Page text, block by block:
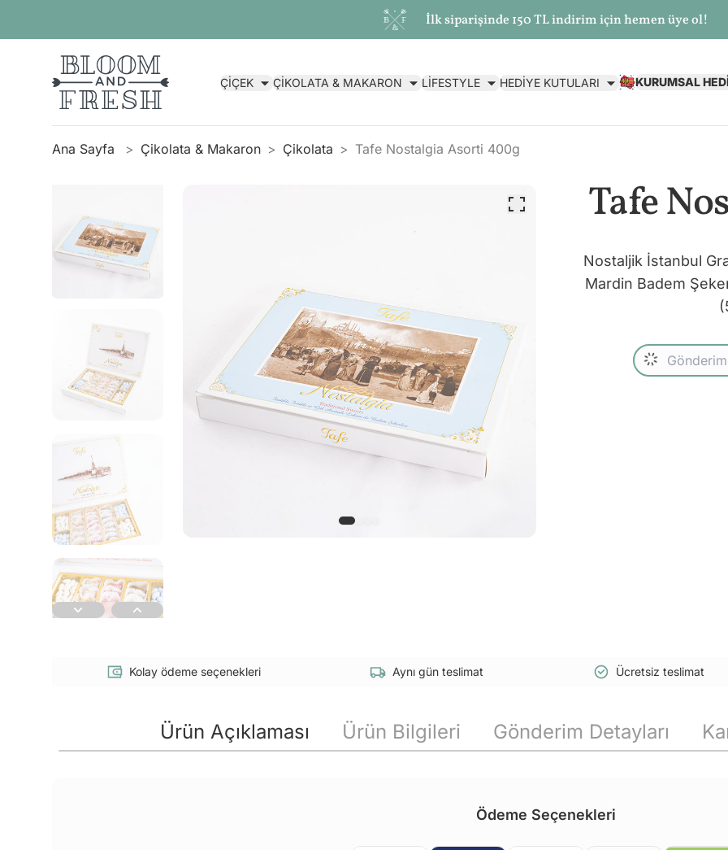
İlk siparişinde 150 TL indirim için hemen üye ol!
ÇİÇEK ÇİKOLATA & MAKARON LİFESTYLE HEDİYE KUTULARI KURUMSAL
Ana Sayfa Çikolata & Makaron Çikolata Tafe Nostalgia Asorti 400g
Tafe
Nostaljik İstanbul
Mardin Badem
Kolay ödeme seçenekleri Aynı gün teslimat Ücretsiz teslimat
Ürün Açıklaması Ürün Bilgileri Gönderim Detayları
Ödeme Seçenekleri